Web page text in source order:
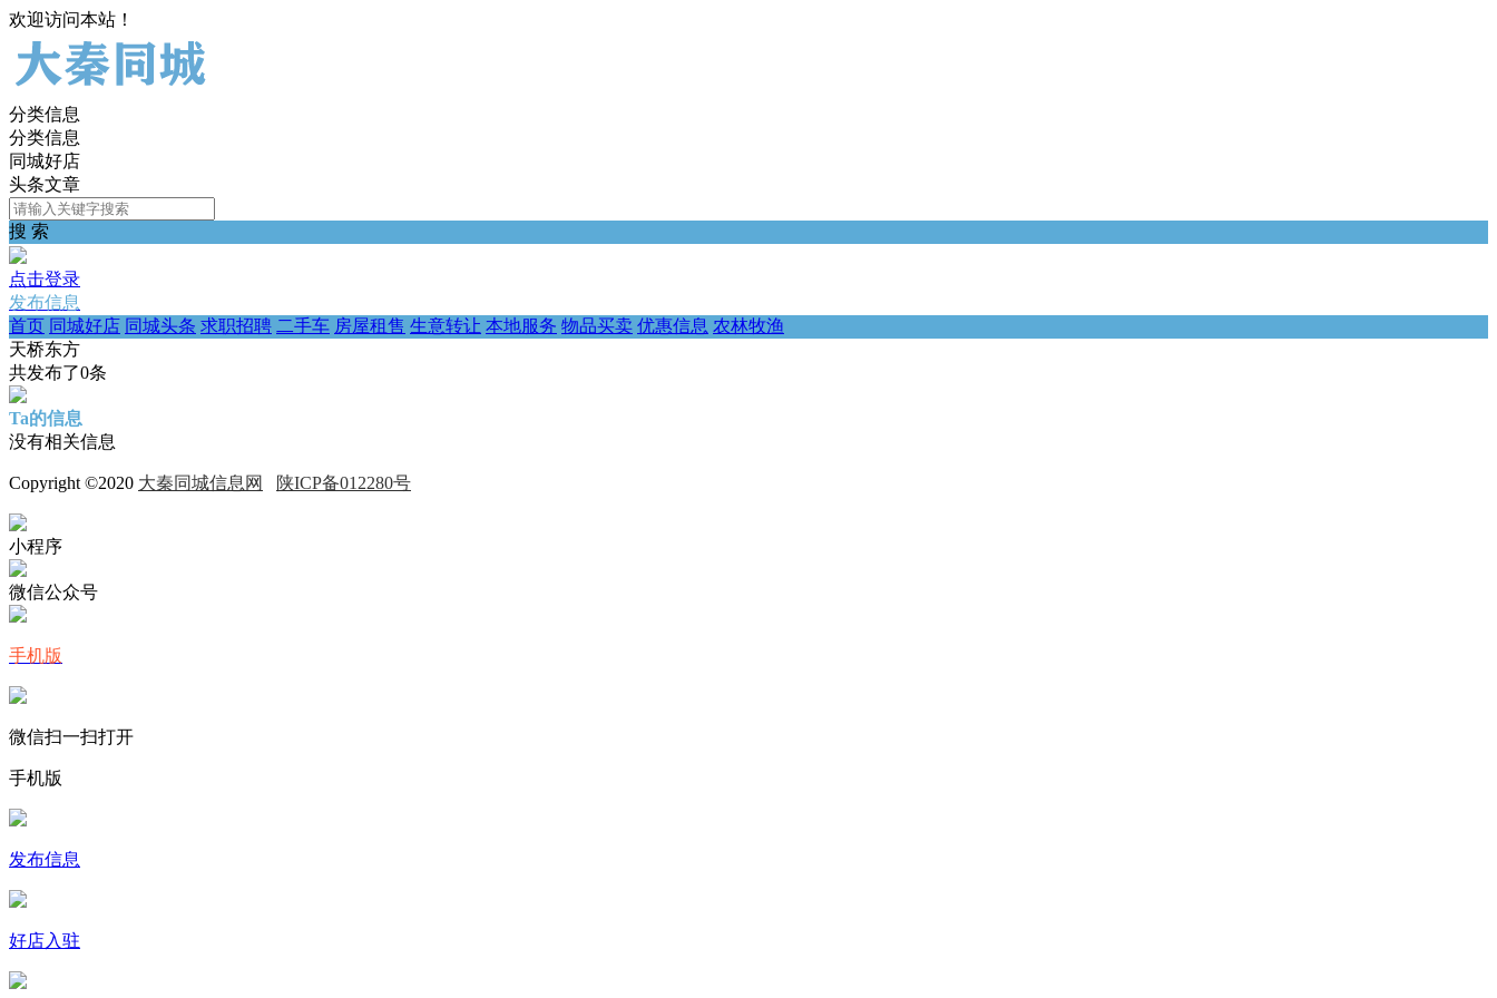
欢迎访问本站！
分类信息
分类信息
同城好店
头条文章
搜 索
点击登录
发布信息
首页 同城好店 同城头条 求职招聘 二手车 房屋租售 生意转让 本地服务 物品买卖 优惠信息 农林牧渔
天桥东方
共发布了0条
Ta的信息
没有相关信息
Copyright ©2020 大秦同城信息网 陕ICP备012280号
小程序
微信公众号
手机版
微信扫一扫打开
手机版
发布信息
好店入驻